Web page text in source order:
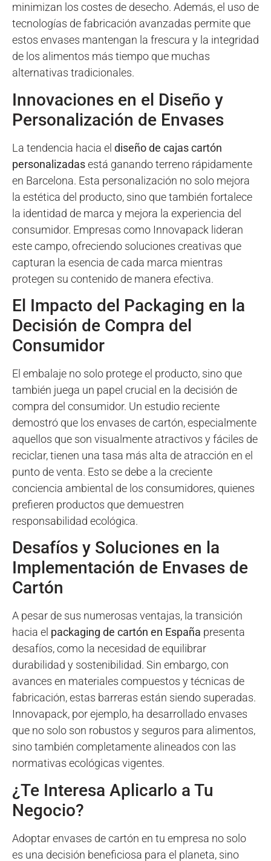
minimizan los costes de desecho. Además, el uso de
tecnologías de fabricación avanzadas permite que
estos envases mantengan la frescura y la integridad
de los alimentos más tiempo que muchas
alternativas tradicionales.
Innovaciones en el Diseño y
Personalización de Envases
La tendencia hacia el diseño de cajas cartón
personalizadasestá ganando terreno rápidamente
en Barcelona. Esta personalización no solo mejora
la estética del producto, sino que también fortalece
la identidad de marca y mejora la experiencia del
consumidor. Empresas como Innovapack lideran
este campo, ofreciendo soluciones creativas que
capturan la esencia de cada marca mientras
protegen su contenido de manera efectiva.
El Impacto del Packaging en la
Decisión de Compra del
Consumidor
El embalaje no solo protege el producto, sino que
también juega un papel crucial en la decisión de
compra del consumidor. Un estudio reciente
demostró que los envases de cartón, especialmente
aquellos que son visualmente atractivos y fáciles de
reciclar, tienen una tasa más alta de atracción en el
punto de venta. Esto se debe a la creciente
conciencia ambiental de los consumidores, quienes
prefieren productos que demuestren
responsabilidad ecológica.
Desafíos y Soluciones en la
Implementación de Envases de
Cartón
A pesar de sus numerosas ventajas, la transición
hacia el packaging de cartón en España presenta
desafíos, como la necesidad de equilibrar
durabilidad y sostenibilidad. Sin embargo, con
avances en materiales compuestos y técnicas de
fabricación, estas barreras están siendo superadas.
Innovapack, por ejemplo, ha desarrollado envases
que no solo son robustos y seguros para alimentos,
sino también completamente alineados con las
normativas ecológicas vigentes.
¿Te Interesa Aplicarlo a Tu
Negocio?
Adoptar envases de cartón en tu empresa no solo
es una decisión beneficiosa para el planeta, sino